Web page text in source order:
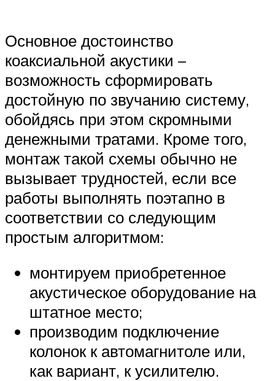
Основное достоинство
коаксиальной акустики –
возможность сформировать
достойную по звучанию систему,
обойдясь при этом скромными
денежными тратами. Кроме того,
монтаж такой схемы обычно не
вызывает трудностей, если все
работы выполнять поэтапно в
соответствии со следующим
простым алгоритмом:
монтируем приобретенное
акустическое оборудование на
штатное место;
производим подключение
колонок к автомагнитоле или,
как вариант, к усилителю.